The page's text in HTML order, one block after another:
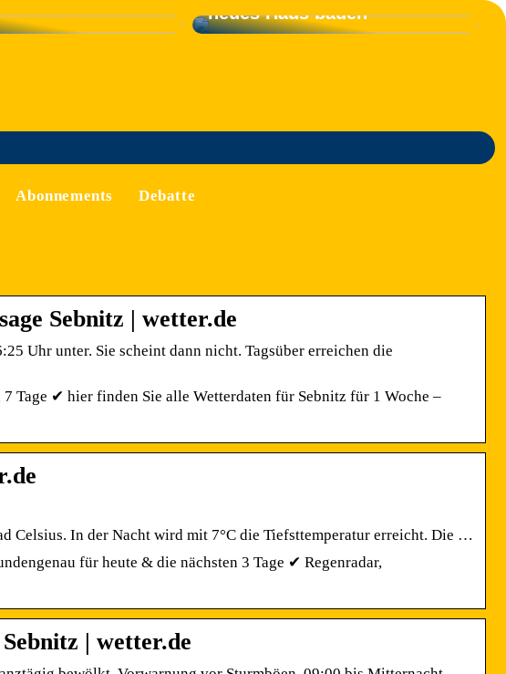
neues Haus bauen
Abonnements Debatte
Sebnitz | wetter.de
Uhr unter. Sie scheint dann nicht. Tagsüber erreichen die
Tage ✔ hier finden Sie alle Wetterdaten für Sebnitz für 1 Woche –
Celsius. In der Nacht wird mit 7°C die Tiefsttemperatur erreicht. Die …
für heute & die nächsten 3 Tage ✔ Regenradar,
| wetter.de